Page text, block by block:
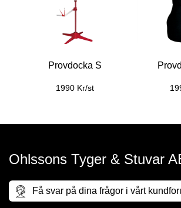
Provdocka S
1990 Kr/st
Ohlssons Tyger & Stuvar
Få svar på dina frågor i vårt